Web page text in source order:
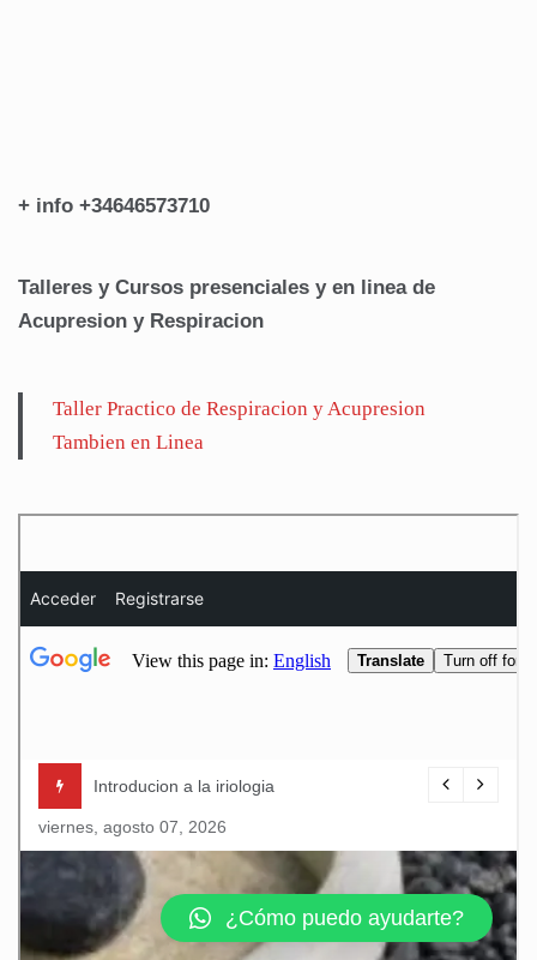
+ info +34646573710
Talleres y Cursos presenciales y en linea de
Acupresion y Respiracion
Taller Practico de Respiracion y Acupresion
Tambien en Linea